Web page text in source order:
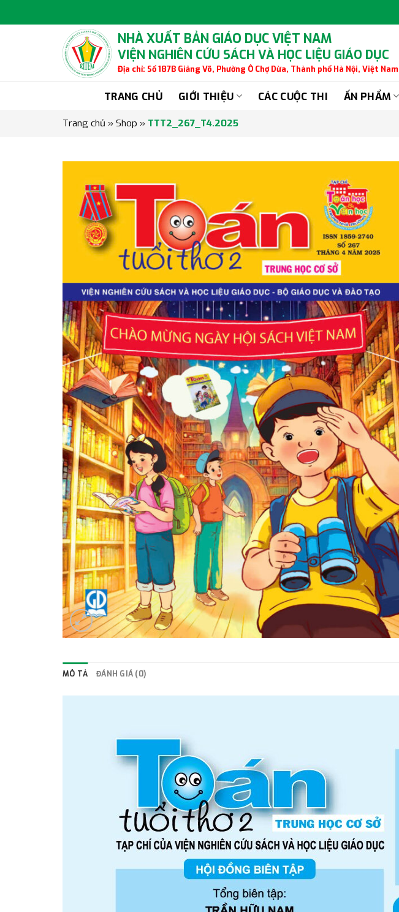
to
NHÀ XUẤT BẢN GIÁO DỤC VIỆT NAM
VIỆN NGHIÊN CỨU SÁCH VÀ HỌC LIỆU GIÁO DỤC
Địa chỉ: Số 187B Giảng Võ, Phường Ô Chợ Dừa, Thành phố Hà Nội, Việt Nam
TRANG CHỦ GIỚI THIỆU CÁC CUỘC THI ẤN PHẨM
Trang chủ » Shop » TTT2_267_T4.2025
MÔ TẢ ĐÁNH GIÁ (0)